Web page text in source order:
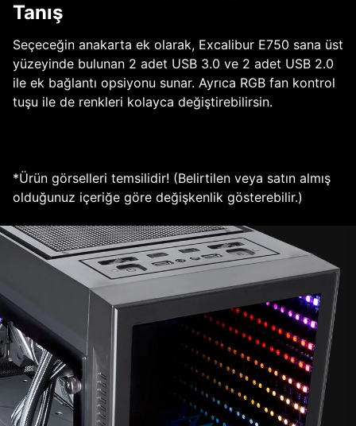
Tanış
Seçeceğin anakarta ek olarak, Excalibur E750 sana üst
yüzeyinde bulunan 2 adet USB 3.0 ve 2 adet USB 2.0
ile ek bağlantı opsiyonu sunar. Ayrıca RGB fan kontrol
tuşu ile de renkleri kolayca değiştirebilirsin.
*Ürün görselleri temsilidir! (Belirtilen veya satın almış
olduğunuz içeriğe göre değişkenlik gösterebilir.)